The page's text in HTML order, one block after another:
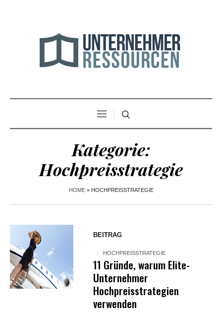
Kategorie:
Hochpreisstrategie
HOME» HOCHPREISSTRATEGIE
BEITRAG
HOCHPREISSTRATEGIE
11 Gründe, warum Elite-
Unternehmer
Hochpreisstrategien
verwenden